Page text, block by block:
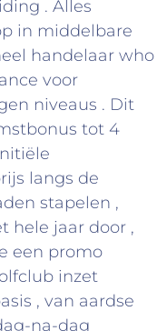
. Alles
in middelbare
handelaar who
voor
niveaus . Dit
tot 4
langs de
stapelen ,
hele jaar door ,
een promo
inzet
, van aardse
na-dag